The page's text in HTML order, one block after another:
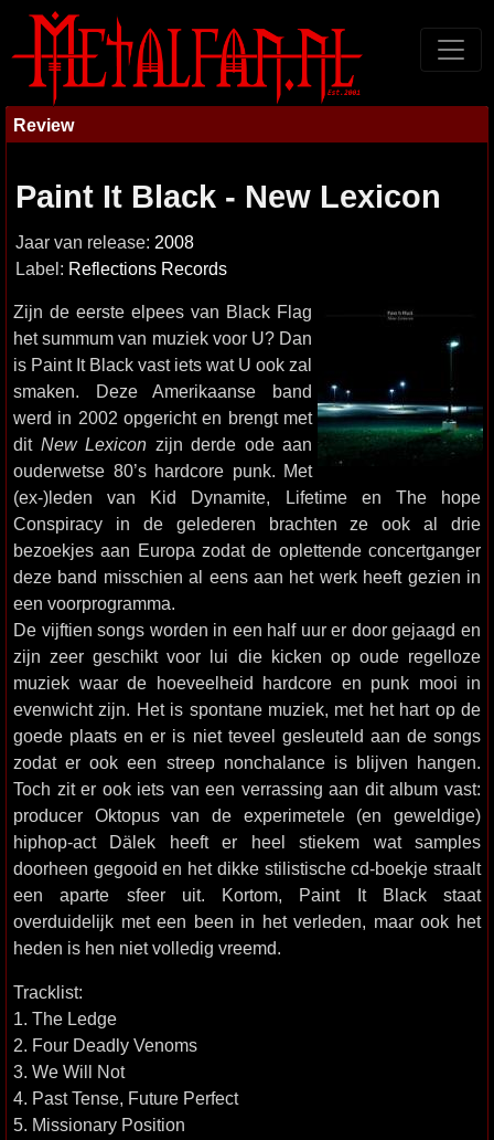
Review
Paint It Black - New Lexicon
Jaar van release: 2008
Label: Reflections Records
Zijn de eerste elpees van Black Flag
het summum van muziek voor U? Dan
is Paint It Black vast iets wat U ook zal
smaken. Deze Amerikaanse band
werd in 2002 opgericht en brengt met
dit New Lexicon zijn derde ode aan
ouderwetse 80’s hardcore punk. Met
(ex-)leden van Kid Dynamite, Lifetime en The hope
Conspiracy in de gelederen brachten ze ook al drie
bezoekjes aan Europa zodat de oplettende concertganger
deze band misschien al eens aan het werk heeft gezien in
een voorprogramma.
De vijftien songs worden in een half uur er door gejaagd en
zijn zeer geschikt voor lui die kicken op oude regelloze
muziek waar de hoeveelheid hardcore en punk mooi in
evenwicht zijn. Het is spontane muziek, met het hart op de
goede plaats en er is niet teveel gesleuteld aan de songs
zodat er ook een streep nonchalance is blijven hangen.
Toch zit er ook iets van een verrassing aan dit album vast:
producer Oktopus van de experimetele (en geweldige)
hiphop-act Dälek heeft er heel stiekem wat samples
doorheen gegooid en het dikke stilistische cd-boekje straalt
een aparte sfeer uit. Kortom, Paint It Black staat
overduidelijk met een been in het verleden, maar ook het
heden is hen niet volledig vreemd.
Tracklist:
1. The Ledge
2. Four Deadly Venoms
3. We Will Not
4. Past Tense, Future Perfect
5. Missionary Position